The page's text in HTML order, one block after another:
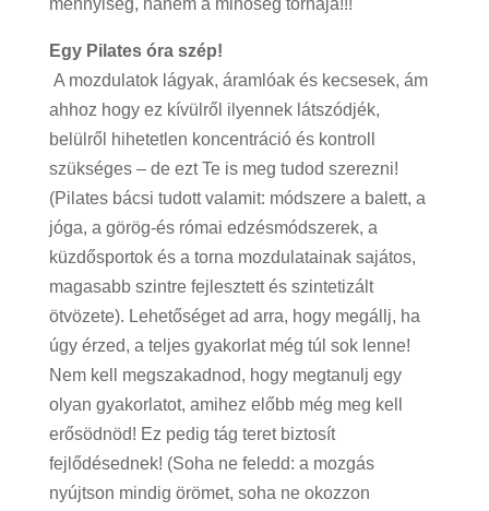
mennyiség, hanem a minőség tornája!!!
Egy Pilates óra szép!
A mozdulatok lágyak, áramlóak és kecsesek, ám
ahhoz hogy ez kívülről ilyennek látszódjék,
belülről hihetetlen koncentráció és kontroll
szükséges – de ezt Te is meg tudod szerezni!
(Pilates bácsi tudott valamit: módszere a balett, a
jóga, a görög-és római edzésmódszerek, a
küzdősportok és a torna mozdulatainak sajátos,
magasabb szintre fejlesztett és szintetizált
ötvözete). Lehetőséget ad arra, hogy megállj, ha
úgy érzed, a teljes gyakorlat még túl sok lenne!
Nem kell megszakadnod, hogy megtanulj egy
olyan gyakorlatot, amihez előbb még meg kell
erősödnöd! Ez pedig tág teret biztosít
fejlődésednek! (Soha ne feledd: a mozgás
nyújtson mindig örömet, soha ne okozzon